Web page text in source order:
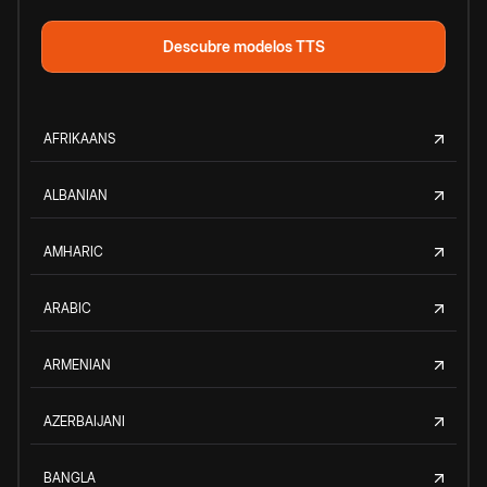
Descubre modelos TTS
AFRIKAANS
ALBANIAN
AMHARIC
ARABIC
ARMENIAN
AZERBAIJANI
BANGLA